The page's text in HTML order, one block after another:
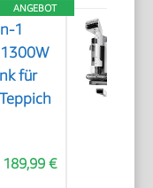
ANGEBOT
1
für
189,99 €